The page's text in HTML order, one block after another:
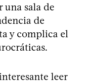
sala de
de
y complica el
leer